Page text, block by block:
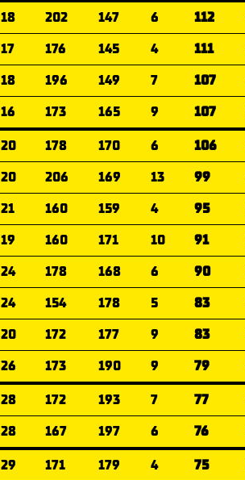
18 202 147 6 112
17 176 145 4 111
18 196 149 7 107
16 173 165 9 107
20 178 170 6 106
20 206 169 13 99
21 160 159 4 95
19 160 171 10 91
24 178 168 6 90
24 154 178 5 83
20 172 177 9 83
26 173 190 9 79
28 172 193 7 77
28 167 197 6 76
29 171 179 4 75